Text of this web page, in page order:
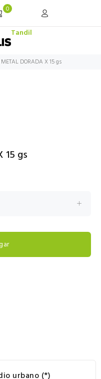
0
Tandil
METAL DORADA X 15 gs
15 gs
urbano (*)